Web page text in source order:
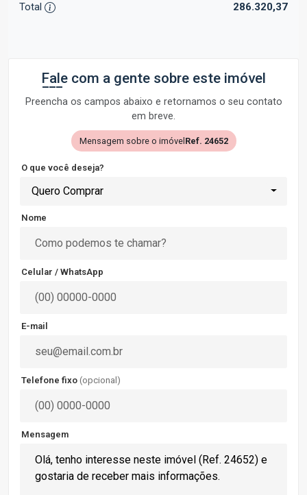
Total 286.320,37
Fale com a gente sobre este imóvel
Preencha os campos abaixo e retornamos o seu contato
em breve.
Mensagem sobre o imóvelRef. 24652
O que você deseja?
Quero Comprar
Nome
Celular / WhatsApp
E-mail
Telefone fixo (opcional)
Mensagem